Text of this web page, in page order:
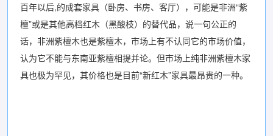
百年以后,的成套家具（卧房、书房、客厅），可能是非洲“紫
檀”或是其他高档红木（黑酸枝）的替代品，说一句公正的
话，非洲紫檀木也是紫檀木，市场上有不认同它的市场价值，
认为它不能与东南亚紫檀相提并论。但市场上纯非洲紫檀木家
具也极为罕见，其价格也是目前“新红木”家具最昂贵的一种。